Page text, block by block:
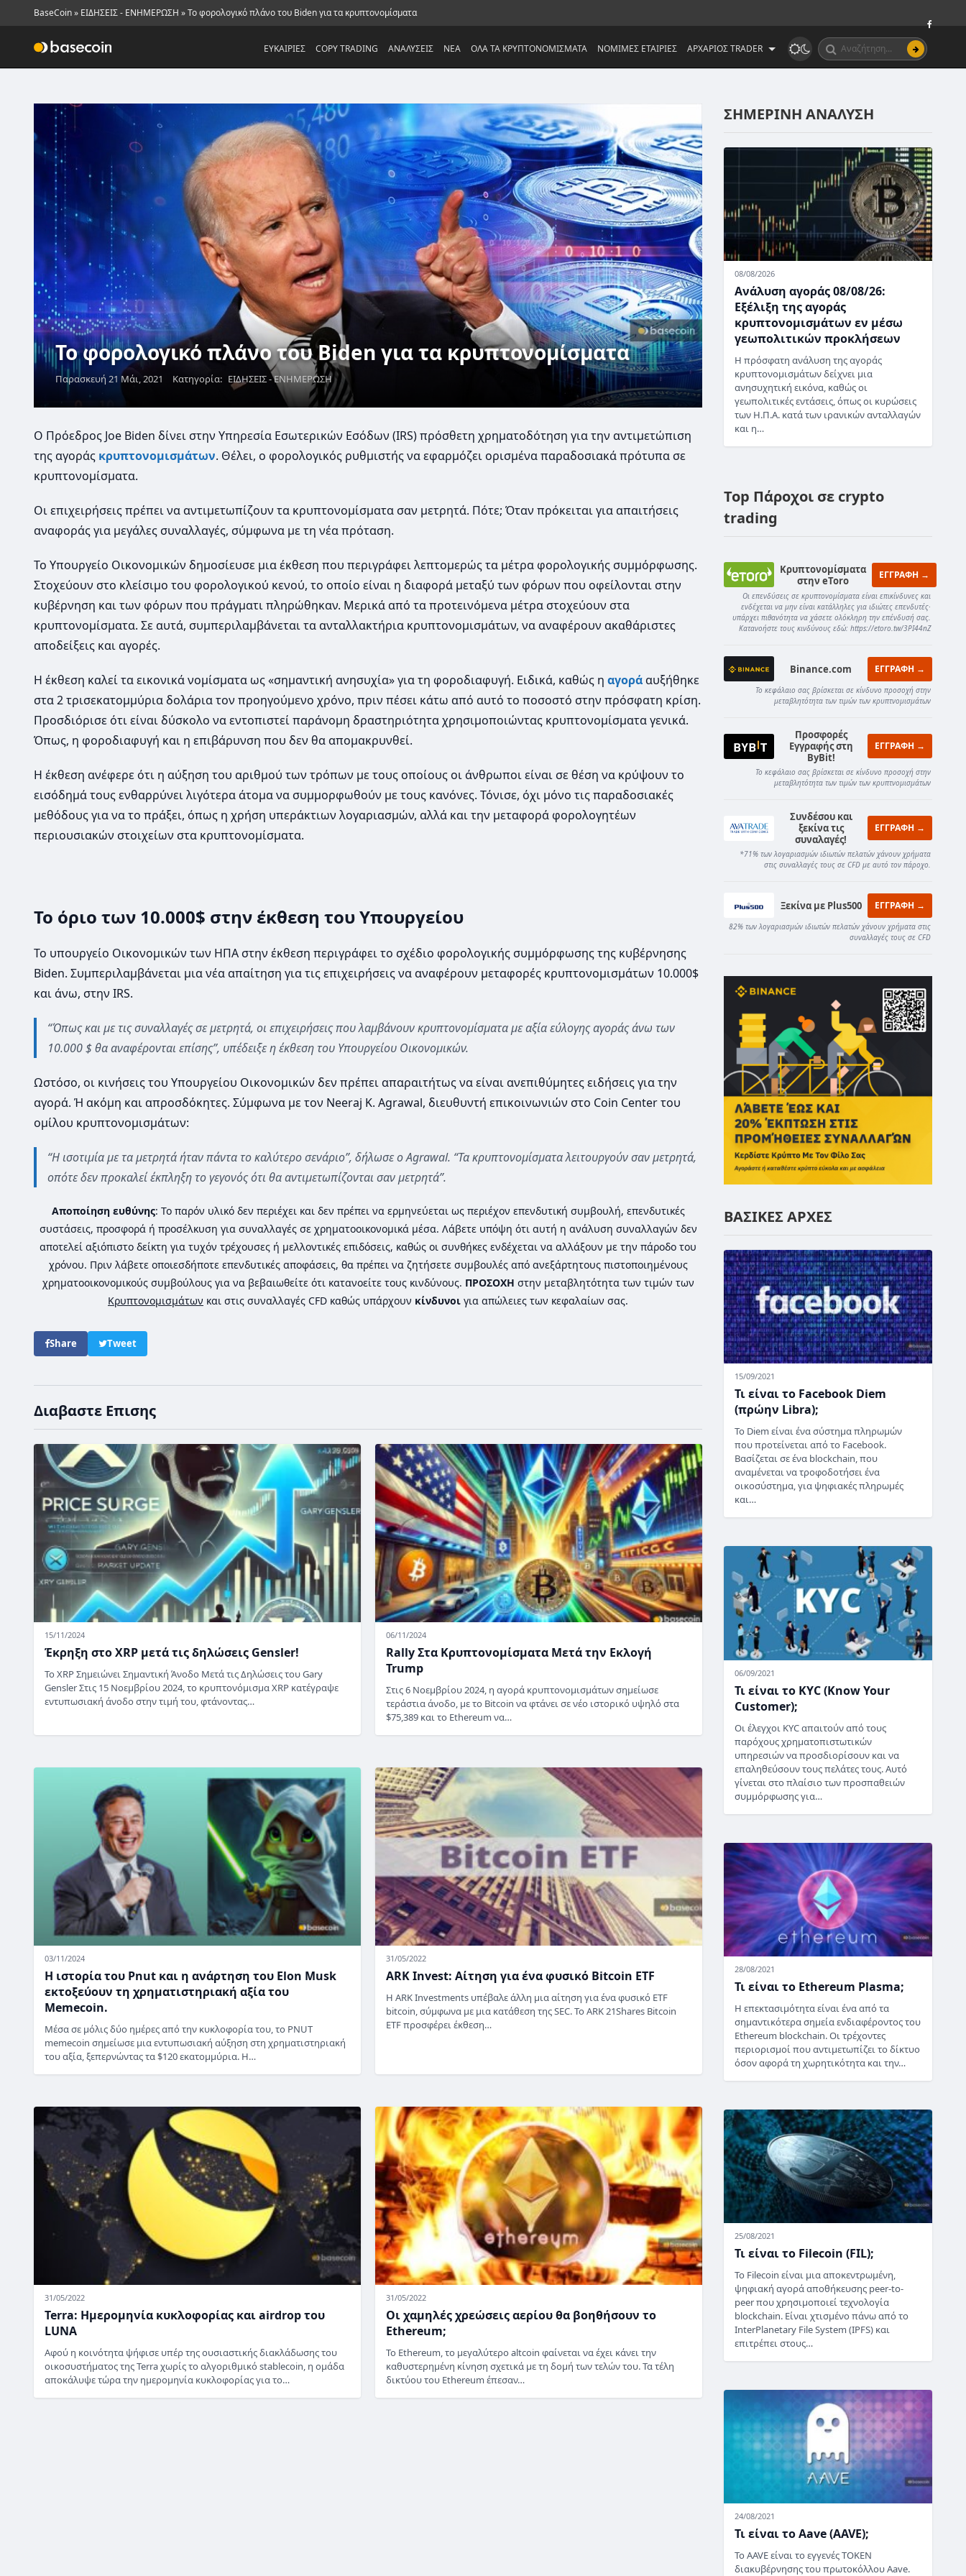
BaseCoin» ΕΙΔΗΣΕΙΣ - ΕΝΗΜΕΡΩΣΗ »Το φορολογικό πλάνο του Biden για τα κρυπτονομίσματα
ΕΥΚΑΙΡΙΕΣ COPY TRADING ΑΝΑΛΥΣΕΙΣ NEA ΟΛΑ ΤΑ ΚΡΥΠΤΟΝΟΜΙΣΜΑΤΑ ΝΟΜΙΜΕΣ ΕΤΑΙΡΙΕΣ ΑΡΧΑΡΙΟΣ TRADER
Το φορολογικό πλάνο του Biden για τα κρυπτονομίσματα
Παρασκευή 21 Μάι, 2021 Κατηγορία: ΕΙΔΗΣΕΙΣ - ΕΝΗΜΕΡΩΣΗ
Ο Πρόεδρος Joe Biden δίνει στην Υπηρεσία Εσωτερικών Εσόδων (IRS) πρόσθετη χρηματοδότηση για την αντιμετώπιση
της αγοράς κρυπτονομισμάτων. Θέλει, ο φορολογικός ρυθμιστής να εφαρμόζει ορισμένα παραδοσιακά πρότυπα σε
κρυπτονομίσματα.
Οι επιχειρήσεις πρέπει να αντιμετωπίζουν τα κρυπτονομίσματα σαν μετρητά. Πότε; Όταν πρόκειται για απαιτήσεις
αναφοράς για μεγάλες συναλλαγές, σύμφωνα με τη νέα πρόταση.
Το Υπουργείο Οικονομικών δημοσίευσε μια έκθεση που περιγράφει λεπτομερώς τα μέτρα φορολογικής συμμόρφωσης.
Στοχεύουν στο κλείσιμο του φορολογικού κενού, το οποίο είναι η διαφορά μεταξύ των φόρων που οφείλονται στην
κυβέρνηση και των φόρων που πράγματι πληρώθηκαν. Μερικά από τα προτεινόμενα μέτρα στοχεύουν στα
κρυπτονομίσματα. Σε αυτά, συμπεριλαμβάνεται τα ανταλλακτήρια κρυπτονομισμάτων, να αναφέρουν ακαθάριστες
αποδείξεις και αγορές.
Η έκθεση καλεί τα εικονικά νομίσματα ως «σημαντική ανησυχία» για τη φοροδιαφυγή. Ειδικά, καθώς η αγοράαυξήθηκε
στα 2 τρισεκατομμύρια δολάρια τον προηγούμενο χρόνο, πριν πέσει κάτω από αυτό το ποσοστό στην πρόσφατη κρίση.
Προσδιόρισε ότι είναι δύσκολο να εντοπιστεί παράνομη δραστηριότητα χρησιμοποιώντας κρυπτονομίσματα γενικά.
Όπως, η φοροδιαφυγή και η επιβάρυνση που δεν θα απομακρυνθεί.
Η έκθεση ανέφερε ότι η αύξηση του αριθμού των τρόπων με τους οποίους οι άνθρωποι είναι σε θέση να κρύψουν το
εισόδημά τους ενθαρρύνει λιγότερα άτομα να συμμορφωθούν με τους κανόνες. Τόνισε, όχι μόνο τις παραδοσιακές
μεθόδους για να το πράξει, όπως η χρήση υπεράκτιων λογαριασμών, αλλά και την μεταφορά φορολογητέων
περιουσιακών στοιχείων στα κρυπτονομίσματα.
Το όριο των 10.000$ στην έκθεση του Υπουργείου
Το υπουργείο Οικονομικών των ΗΠΑ στην έκθεση περιγράφει το σχέδιο φορολογικής συμμόρφωσης της κυβέρνησης
Biden. Συμπεριλαμβάνεται μια νέα απαίτηση για τις επιχειρήσεις να αναφέρουν μεταφορές κρυπτονομισμάτων 10.000$
και άνω, στην IRS.
“Όπως και με τις συναλλαγές σε μετρητά, οι επιχειρήσεις που λαμβάνουν κρυπτονομίσματα με αξία εύλογης αγοράς άνω των
10.000 $ θα αναφέρονται επίσης”, υπέδειξε η έκθεση του Υπουργείου Οικονομικών.
Ωστόσο, οι κινήσεις του Υπουργείου Οικονομικών δεν πρέπει απαραιτήτως να είναι ανεπιθύμητες ειδήσεις για την
αγορά. Ή ακόμη και απροσδόκητες. Σύμφωνα με τον Neeraj K. Agrawal, διευθυντή επικοινωνιών στο Coin Center του
ομίλου κρυπτονομισμάτων:
“Η ισοτιμία με τα μετρητά ήταν πάντα το καλύτερο σενάριο”, δήλωσε ο Agrawal. “Τα κρυπτονομίσματα λειτουργούν σαν μετρητά,
οπότε δεν προκαλεί έκπληξη το γεγονός ότι θα αντιμετωπίζονται σαν μετρητά”.
Αποποίηση ευθύνης: Το παρόν υλικό δεν περιέχει και δεν πρέπει να ερμηνεύεται ως περιέχον επενδυτική συμβουλή, επενδυτικές
συστάσεις, προσφορά ή προσέλκυση για συναλλαγές σε χρηματοοικονομικά μέσα. Λάβετε υπόψη ότι αυτή η ανάλυση συναλλαγών δεν
αποτελεί αξιόπιστο δείκτη για τυχόν τρέχουσες ή μελλοντικές επιδόσεις, καθώς οι συνθήκες ενδέχεται να αλλάξουν με την πάροδο του
χρόνου. Πριν λάβετε οποιεσδήποτε επενδυτικές αποφάσεις, θα πρέπει να ζητήσετε συμβουλές από ανεξάρτητους πιστοποιημένους
χρηματοοικονομικούς συμβούλους για να βεβαιωθείτε ότι κατανοείτε τους κινδύνους. ΠΡΟΣΟΧΗ στην μεταβλητότητα των τιμών των
Κρυπτονομισμάτων και στις συναλλαγές CFD καθώς υπάρχουν κίνδυνοι για απώλειες των κεφαλαίων σας.
Share Tweet
Διαβαστε Επισης
15/11/2024
Έκρηξη στο XRP μετά τις δηλώσεις Gensler!
Το XRP Σημειώνει Σημαντική Άνοδο Μετά τις Δηλώσεις του Gary
Gensler Στις 15 Νοεμβρίου 2024, το κρυπτονόμισμα XRP κατέγραψε
εντυπωσιακή άνοδο στην τιμή του, φτάνοντας…
06/11/2024
Rally Στα Κρυπτονομίσματα Μετά την Εκλογή
Trump
Στις 6 Νοεμβρίου 2024, η αγορά κρυπτονομισμάτων σημείωσε
τεράστια άνοδο, με το Bitcoin να φτάνει σε νέο ιστορικό υψηλό στα
$75,389 και το Ethereum να…
03/11/2024
Η ιστορία του Pnut και η ανάρτηση του Elon Musk
εκτοξεύουν τη χρηματιστηριακή αξία του
Memecoin.
Μέσα σε μόλις δύο ημέρες από την κυκλοφορία του, το PNUT
memecoin σημείωσε μια εντυπωσιακή αύξηση στη χρηματιστηριακή
του αξία, ξεπερνώντας τα $120 εκατομμύρια. Η…
31/05/2022
ARK Invest: Αίτηση για ένα φυσικό Bitcoin ETF
Η ARK Investments υπέβαλε άλλη μια αίτηση για ένα φυσικό ETF
bitcoin, σύμφωνα με μια κατάθεση της SEC. Το ARK 21Shares Bitcoin
ETF προσφέρει έκθεση…
31/05/2022
Terra: Ημερομηνία κυκλοφορίας και airdrop του
LUNA
Αφού η κοινότητα ψήφισε υπέρ της ουσιαστικής διακλάδωσης του
οικοσυστήματος της Terra χωρίς το αλγοριθμικό stablecoin, η ομάδα
αποκάλυψε τώρα την ημερομηνία κυκλοφορίας για το…
31/05/2022
Οι χαμηλές χρεώσεις αερίου θα βοηθήσουν το
Ethereum;
Το Ethereum, το μεγαλύτερο altcoin φαίνεται να έχει κάνει την
καθυστερημένη κίνηση σχετικά με τη δομή των τελών του. Τα τέλη
δικτύου του Ethereum έπεσαν…
ΣΗΜΕΡΙΝΗ ΑΝΑΛΥΣΗ
08/08/2026
Ανάλυση αγοράς 08/08/26:
Εξέλιξη της αγοράς
κρυπτονομισμάτων εν μέσω
γεωπολιτικών προκλήσεων
Η πρόσφατη ανάλυση της αγοράς
κρυπτονομισμάτων δείχνει μια
ανησυχητική εικόνα, καθώς οι
γεωπολιτικές εντάσεις, όπως οι κυρώσεις
των Η.Π.Α. κατά των ιρανικών ανταλλαγών
και η…
Top Πάροχοι σε crypto
trading
Κρυπτονομίσματα
στην eToro
ΕΓΓΡΑΦΗ →
Οι επενδύσεις σε κρυπτονομίσματα είναι επικίνδυνες και
ενδέχεται να μην είναι κατάλληλες για ιδιώτες επενδυτές·
υπάρχει πιθανότητα να χάσετε ολόκληρη την επένδυσή σας.
Κατανοήστε τους κινδύνους εδώ: https://etoro.tw/3PI44nZ
Binance.com ΕΓΓΡΑΦΗ →
Το κεφάλαιο σας βρίσκεται σε κίνδυνο προσοχή στην
μεταβλητότητα των τιμών των κρυπτνομισμάτων
Προσφορές
Εγγραφής στη
ByBit!
ΕΓΓΡΑΦΗ →
Το κεφάλαιο σας βρίσκεται σε κίνδυνο προσοχή στην
μεταβλητότητα των τιμών των κρυπτνομισμάτων
Συνδέσου και
ξεκίνα τις
συναλαγές!
ΕΓΓΡΑΦΗ →
*71% των λογαριασμών ιδιωτών πελατών χάνουν χρήματα
στις συναλλαγές τους σε CFD με αυτό τον πάροχο.
Ξεκίνα με Plus500 ΕΓΓΡΑΦΗ →
82% των λογαριασμών ιδιωτών πελατών χάνουν χρήματα στις
συναλλαγές τους σε CFD
ΒΑΣΙΚΕΣ ΑΡΧΕΣ
15/09/2021
Τι είναι το Facebook Diem
(πρώην Libra);
Το Diem είναι ένα σύστημα πληρωμών
που προτείνεται από το Facebook.
Βασίζεται σε ένα blockchain, που
αναμένεται να τροφοδοτήσει ένα
οικοσύστημα, για ψηφιακές πληρωμές
και…
06/09/2021
Τι είναι το KYC (Know Your
Customer);
Οι έλεγχοι KYC απαιτούν από τους
παρόχους χρηματοπιστωτικών
υπηρεσιών να προσδιορίσουν και να
επαληθεύσουν τους πελάτες τους. Αυτό
γίνεται στο πλαίσιο των προσπαθειών
συμμόρφωσης για…
28/08/2021
Τι είναι το Ethereum Plasma;
Η επεκτασιμότητα είναι ένα από τα
σημαντικότερα σημεία ενδιαφέροντος του
Ethereum blockchain. Οι τρέχοντες
περιορισμοί που αντιμετωπίζει το δίκτυο
όσον αφορά τη χωρητικότητα και την…
25/08/2021
Τι είναι το Filecoin (FIL);
Το Filecoin είναι μια αποκεντρωμένη,
ψηφιακή αγορά αποθήκευσης peer-to-
peer που χρησιμοποιεί τεχνολογία
blockchain. Είναι χτισμένο πάνω από το
InterPlanetary File System (IPFS) και
επιτρέπει στους…
24/08/2021
Τι είναι το Aave (AAVE);
Το AAVE είναι το εγγενές TOKEN
διακυβέρνησης του πρωτοκόλλου Aave.